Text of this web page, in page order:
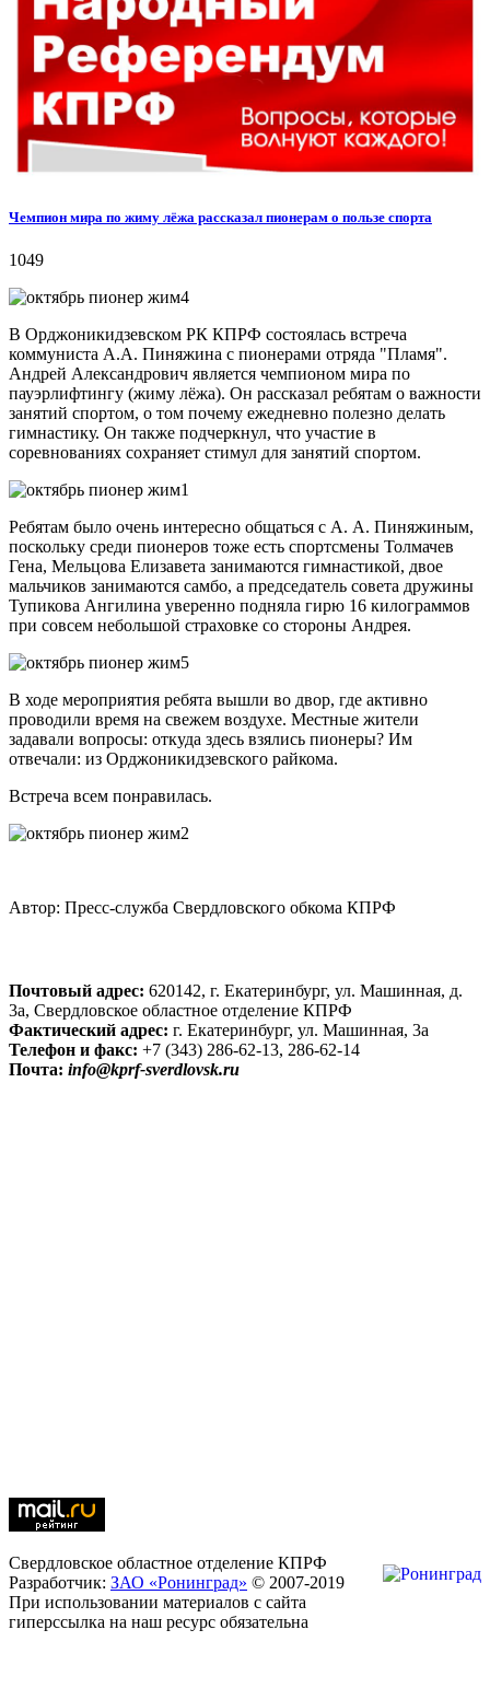
Чемпион мира по жиму лёжа рассказал пионерам о пользе спорта
1049
В Орджоникидзевском РК КПРФ состоялась встреча
коммуниста А.А. Пиняжина с пионерами отряда "Пламя".
Андрей Александрович является чемпионом мира по
пауэрлифтингу (жиму лёжа). Он рассказал ребятам о важности
занятий спортом, о том почему ежедневно полезно делать
гимнастику. Он также подчеркнул, что участие в
соревнованиях сохраняет стимул для занятий спортом.
Ребятам было очень интересно общаться с А. А. Пиняжиным,
поскольку среди пионеров тоже есть спортсмены Толмачев
Гена, Мельцова Елизавета занимаются гимнастикой, двое
мальчиков занимаются самбо, а председатель совета дружины
Тупикова Ангилина уверенно подняла гирю 16 килограммов
при совсем небольшой страховке со стороны Андрея.
В ходе мероприятия ребята вышли во двор, где активно
проводили время на свежем воздухе. Местные жители
задавали вопросы: откуда здесь взялись пионеры? Им
отвечали: из Орджоникидзевского райкома.
Встреча всем понравилась.
Автор: Пресс-служба Свердловского обкома КПРФ
Почтовый адрес: 620142, г. Екатеринбург, ул. Машинная, д.
3а, Свердловское областное отделение КПРФ
Фактический адрес: г. Екатеринбург, ул. Машинная, 3а
Телефон и факс: +7 (343) 286-62-13, 286-62-14
Почта: info@kprf-sverdlovsk.ru
Свердловское областное отделение КПРФ
Разработчик: ЗАО «Ронинград» © 2007-2019
При использовании материалов с сайта
гиперссылка на наш ресурс обязательна